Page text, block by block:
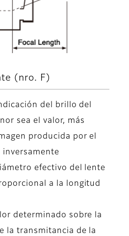
(nro. F)
del brillo del
sea el valor, más
producida por el
inversamente
efectivo del lente
a la longitud
determinado sobre la
la transmitancia de la